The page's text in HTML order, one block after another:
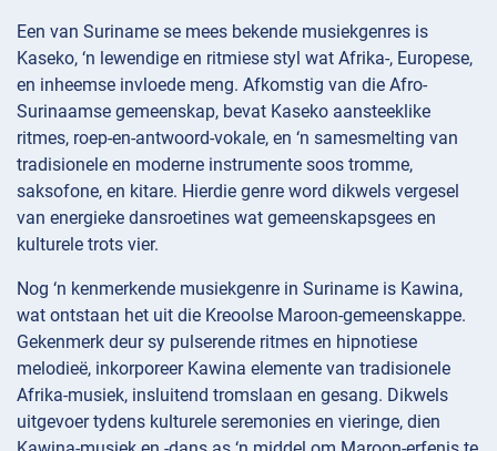
Een van Suriname se mees bekende musiekgenres is
Kaseko, ‘n lewendige en ritmiese styl wat Afrika-, Europese,
en inheemse invloede meng. Afkomstig van die Afro-
Surinaamse gemeenskap, bevat Kaseko aansteeklike
ritmes, roep-en-antwoord-vokale, en ‘n samesmelting van
tradisionele en moderne instrumente soos tromme,
saksofone, en kitare. Hierdie genre word dikwels vergesel
van energieke dansroetines wat gemeenskapsgees en
kulturele trots vier.
Nog ‘n kenmerkende musiekgenre in Suriname is Kawina,
wat ontstaan het uit die Kreoolse Maroon-gemeenskappe.
Gekenmerk deur sy pulserende ritmes en hipnotiese
melodieë, inkorporeer Kawina elemente van tradisionele
Afrika-musiek, insluitend tromslaan en gesang. Dikwels
uitgevoer tydens kulturele seremonies en vieringe, dien